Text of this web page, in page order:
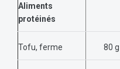
Aliments
protéinés
Tofu, ferme 80 g